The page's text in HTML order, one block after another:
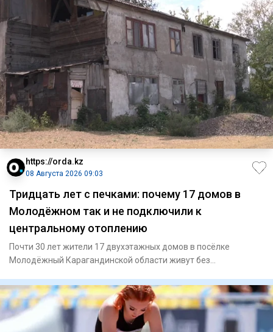
https://orda.kz
08 Августа 2026 09:03
Тридцать лет с печками: почему 17 домов в
Молодёжном так и не подключили к
центральному отоплению
Почти 30 лет жители 17 двухэтажных домов в посёлке
Молодёжный Карагандинской области живут без